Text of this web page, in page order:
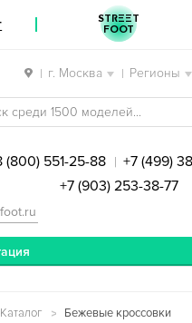
| г. Москва | Регионы
навигации
содержимому
(800) 551-25-88 | +7 (499)
+7 (903) 253-38-77
Каталог Бежевые кроссовки
STREET
FOOT